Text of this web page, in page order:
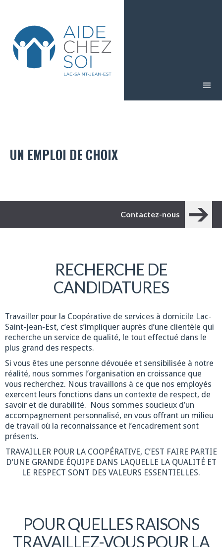
UN EMPLOI DE CHOIX
Contactez-nous
RECHERCHE DE
CANDIDATURES
Travailler pour la Coopérative de services à domicile Lac-
Saint-Jean-Est, c’est s’impliquer auprès d’une clientèle qui
recherche un service de qualité, le tout effectué dans le
plus grand des respects.
Si vous êtes une personne dévouée et sensibilisée à notre
réalité, nous sommes l’organisation en croissance que
vous recherchez. Nous travaillons à ce que nos employés
exercent leurs fonctions dans un contexte de respect, de
savoir et de durabilité. Nous sommes soucieux d’un
accompagnement personnalisé, en vous offrant un milieu
de travail où la reconnaissance et l’encadrement sont
présents.
TRAVAILLER POUR LA COOPÉRATIVE, C’EST FAIRE PARTIE
D’UNE GRANDE ÉQUIPE DANS LAQUELLE LA QUALITÉ ET
LE RESPECT SONT DES VALEURS ESSENTIELLES.
POUR QUELLES RAISONS
TRAVAILLEZ-VOUS POUR LA